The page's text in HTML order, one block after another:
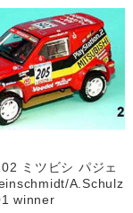
ミツビシ パジェ
A.Schulz
winner